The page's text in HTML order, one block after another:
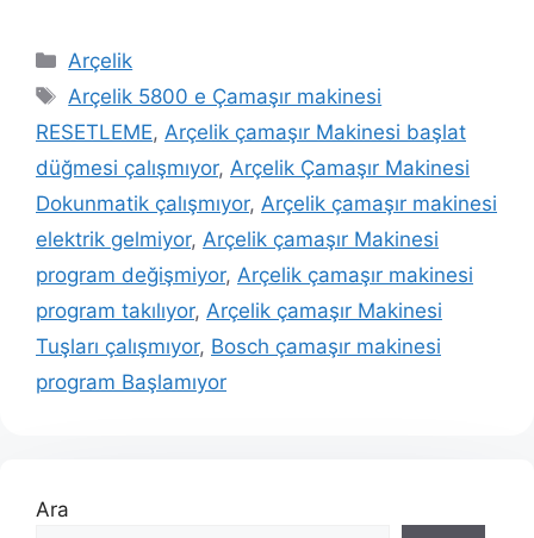
Kategoriler
Arçelik
Etiketler
Arçelik 5800 e Çamaşır makinesi
RESETLEME, Arçelik çamaşır Makinesi başlat
düğmesi çalışmıyor, Arçelik Çamaşır Makinesi
Dokunmatik çalışmıyor, Arçelik çamaşır makinesi
elektrik gelmiyor, Arçelik çamaşır Makinesi
program değişmiyor, Arçelik çamaşır makinesi
program takılıyor, Arçelik çamaşır Makinesi
Tuşları çalışmıyor, Bosch çamaşır makinesi
program Başlamıyor
Ara